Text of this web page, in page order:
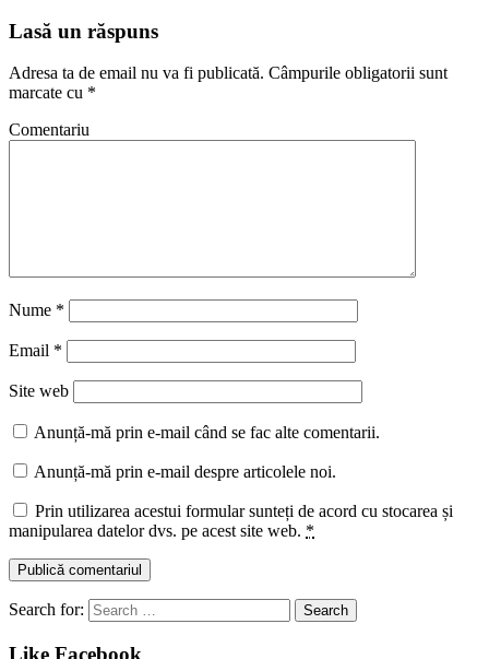
Lasă un răspuns
Adresa ta de email nu va fi publicată. Câmpurile obligatorii sunt
marcate cu *
Comentariu
Nume *
Email *
Site web
Anunță-mă prin e-mail când se fac alte comentarii.
Anunță-mă prin e-mail despre articolele noi.
Prin utilizarea acestui formular sunteți de acord cu stocarea și
manipularea datelor dvs. pe acest site web. *
Search for:
Like Facebook